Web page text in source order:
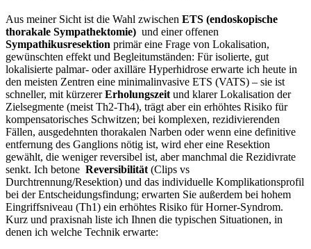
Aus meiner Sicht ist die Wahl zwischen ETS‍ (endoskopische
thorakale Sympathektomie) ‍ und einer offenen
Sympathikusresektion primär eine​ Frage von Lokalisation,
gewünschten⁤ effekt und Begleitumständen: Für isolierte, gut ​
lokalisierte palmar- oder axilläre Hyperhidrose erwarte ich heute in
den meisten Zentren eine minimalinvasive ETS (VATS) – sie ist
schneller, mit kürzererErholungszeit und klarer ⁣Lokalisation der⁣
Zielsegmente ⁤(meist Th2-Th4), trägt⁤ aber ein erhöhtes Risiko für
kompensatorisches Schwitzen; bei komplexen, rezidivierenden
Fällen, ausgedehnten thorakalen Narben oder ⁢wenn eine definitive
entfernung des Ganglions ⁢nötig ist, wird eher eine Resektion
gewählt, die weniger reversibel ist, aber manchmal die Rezidivrate
senkt. Ich‌ betone ⁢ Reversibilität (Clips vs
Durchtrennung/Resektion) und das individuelle Komplikationsprofil
bei der ‍Entscheidungsfindung; erwarten Sie außerdem ⁤bei‍ hohem
Eingriffsniveau (Th1) ein erhöhtes Risiko für Horner-Syndrom.
Kurz ​und praxisnah liste ich Ihnen die typischen Situationen, in
denen ich welche Technik ⁢erwarte:​